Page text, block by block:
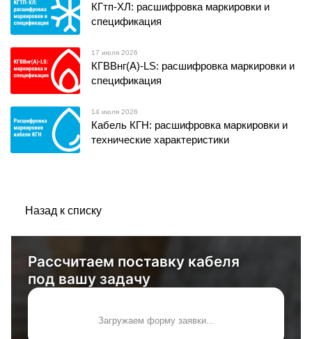
КГтп-ХЛ: расшифровка маркировки и
спецификация
17 июля 2026
КГВВнг(А)-LS: расшифровка маркировки и
спецификация
14 июля 2026
Кабель КГН: расшифровка маркировки и
технические характеристики
Назад к списку
Рассчитаем поставку кабеля
под вашу задачу
Загружаем форму заявки...